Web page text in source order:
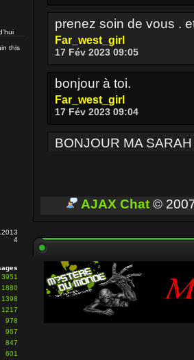
this
4
3951
1880
1398
1217
978
967
847
601
prenez soin de vous .
Far_west_girl
17 Fév 2023 09:05
bonjour à toi.
Far_west_girl
17 Fév 2023 09:04
BONJOUR MA SARAH
BONJOUR A TOUT
Enjoy
Je passe parfois
Un
voir si ceux qui sont
Nounours
19 Avr 2021 09:33
AJAX Chat ©